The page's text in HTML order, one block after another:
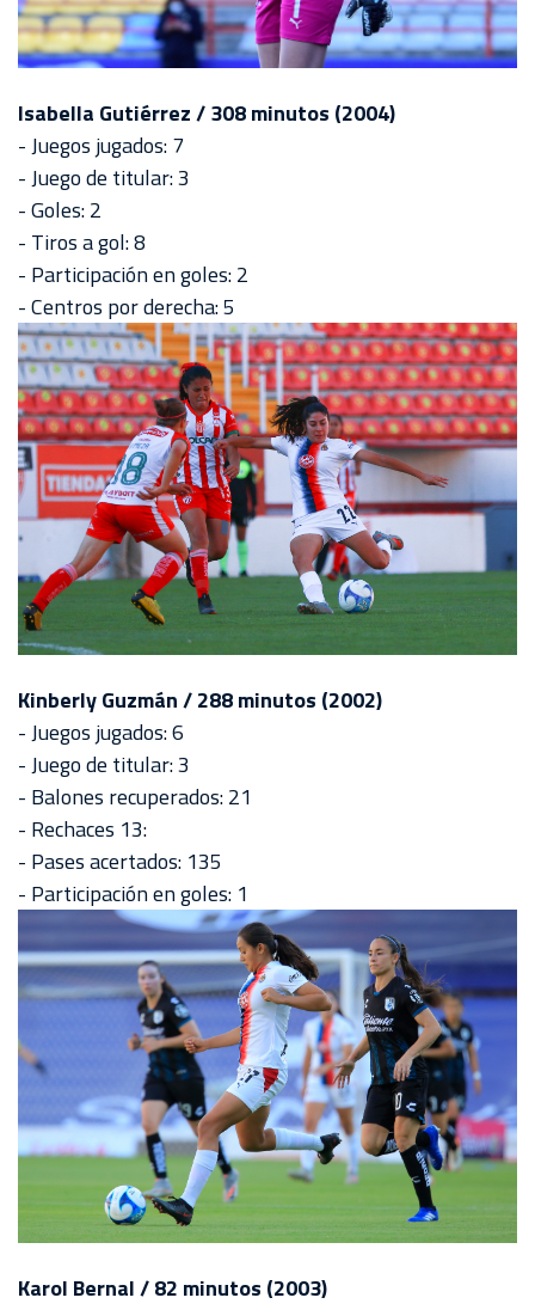
Isabella Gutiérrez / 308 minutos (2004)
- Juegos jugados: 7
- Juego de titular: 3
- Goles: 2
- Tiros a gol: 8
- Participación en goles: 2
- Centros por derecha: 5
Kinberly Guzmán / 288 minutos (2002)
- Juegos jugados: 6
- Juego de titular: 3
- Balones recuperados: 21
- Rechaces 13:
- Pases acertados: 135
- Participación en goles: 1
Karol Bernal / 82 minutos (2003)